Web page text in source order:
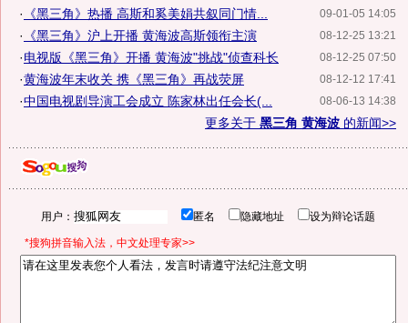
09-01-05 14:05
· 《黑三角》热播 高斯和奚美娟共叙同门情...
08-12-25 13:21
· 《黑三角》沪上开播 黄海波高斯领衔主演
08-12-25 07:50
·电视版《黑三角》开播 黄海波"挑战"侦查科长
08-12-12 17:41
·黄海波年末收关 携《黑三角》再战荧屏
08-06-13 14:38
·中国电视剧导演工会成立 陈家林出任会长(...
更多关于 黑三角 黄海波 的新闻>>
用户： 匿名 隐藏地址 设为辩论话题
*搜狗拼音输入法，中文处理专家>>